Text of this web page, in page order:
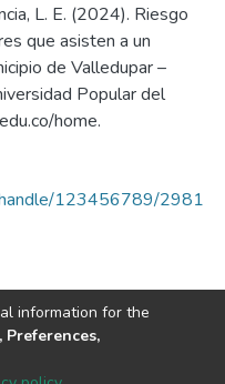
L. E. (2024). Riesgo
que asisten a un
de Valledupar –
Popular del
home.
handle/123456789/2981
information for the